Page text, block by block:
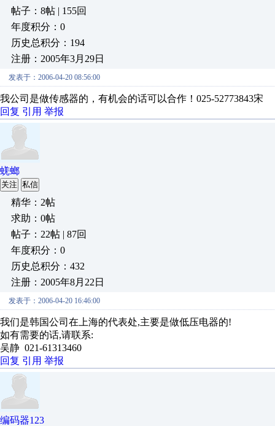
帖子：8帖 | 155回
年度积分：0
历史总积分：194
注册：2005年3月29日
发表于：2006-04-20 08:56:00
我公司是做传感器的，有机会的话可以合作！025-52773843宋
回复 引用 举报
蜣螂
关注 私信
精华：2帖
求助：0帖
帖子：22帖 | 87回
年度积分：0
历史总积分：432
注册：2005年8月22日
发表于：2006-04-20 16:46:00
我们是韩国公司在上海的代表处,主要是做低压电器的!
如有需要的话,请联系:
吴静 021-61313460
回复 引用 举报
编码器123